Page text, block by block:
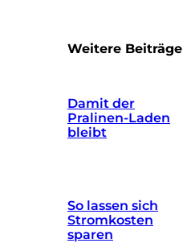
Weitere Beiträge
Damit der
Pralinen-Laden
bleibt
So lassen sich
Stromkosten
sparen